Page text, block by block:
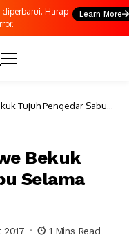
diperbarui. Harap
Learn More
Tujuh Pengedar Sabu
Bekuk
Selama
2017 1 Mins Read